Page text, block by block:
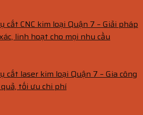
cắt CNC kim loại Quận 7 – Giải pháp
linh hoạt cho mọi nhu cầu
cắt laser kim loại Quận 7 – Gia công
tối ưu chi phí